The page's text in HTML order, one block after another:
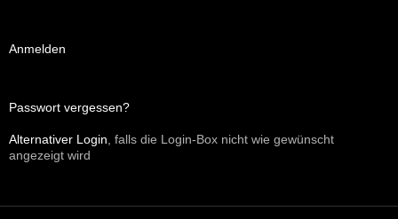
Anmelden
Passwort vergessen?
Alternativer Login , falls die Login-Box nicht wie gewünscht
angezeigt wird